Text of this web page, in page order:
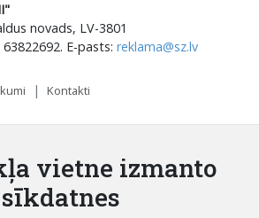
novads, LV-3801
E-pasts: reklama@sz.lv
Kontakti
vietne izmanto
sīkdatnes